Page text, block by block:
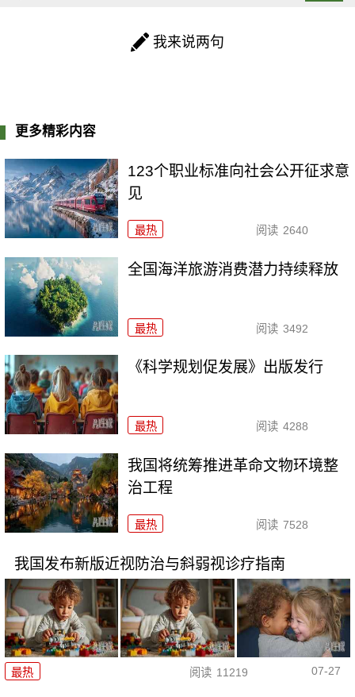
我来说两句
更多精彩内容
123个职业标准向社会公开征求意
见
最热 阅读 2640
全国海洋旅游消费潜力持续释放
最热 阅读 3492
《科学规划促发展》出版发行
最热 阅读 4288
我国将统筹推进革命文物环境整
治工程
最热 阅读 7528
我国发布新版近视防治与斜弱视诊疗指南
最热 阅读 11219 07-27